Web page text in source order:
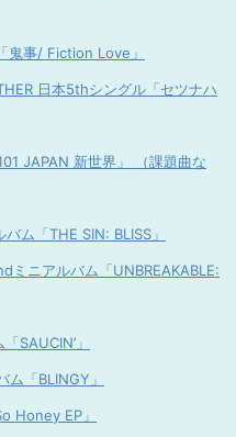
鬼事/ Fiction Love」
日本5thシングル「セツナハ
JAPAN 新世界」 （課題曲な
ム「THE SIN: BLISS」
ミニアルバム「UNBREAKABLE:
SAUCIN’」
「BLINGY」
Honey EP」